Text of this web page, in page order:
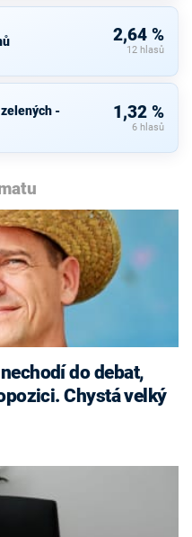
2,64 %
12 hlasů
-
1,32 %
6 hlasů
do debat,
Chystá velký